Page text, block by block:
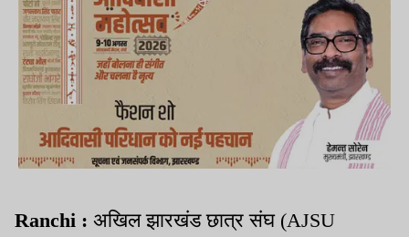
Ranchi : अखिल झारखंड छात्र संघ (AJSU